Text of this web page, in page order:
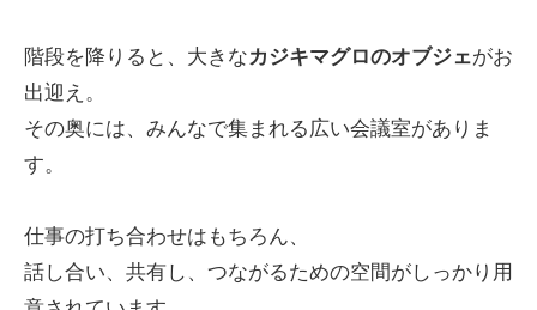
階段を降りると、大きなカジキマグロのオブジェがお
出迎え。
その奥には、みんなで集まれる広い会議室がありま
す。
仕事の打ち合わせはもちろん、
話し合い、共有し、つながるための空間がしっかり用